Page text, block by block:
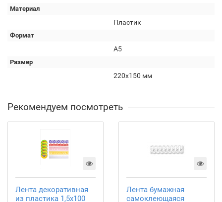
Материал
Пластик
Формат
А5
Размер
220х150 мм
Рекомендуем посмотреть
Лента декоративная
из пластика 1,5х100
Лента бумажная
самоклеющаяся